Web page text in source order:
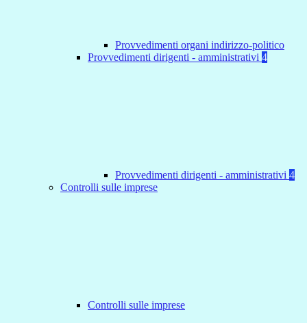
Provvedimenti organi indirizzo-politico
Provvedimenti dirigenti - amministrativi 4
Provvedimenti dirigenti - amministrativi 4
Controlli sulle imprese
Controlli sulle imprese